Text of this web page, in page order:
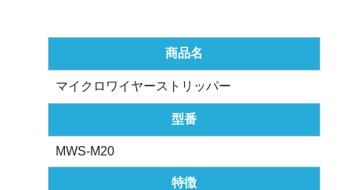
商品名
マイクロワイヤーストリッパー
型番
MWS-M20
特徴